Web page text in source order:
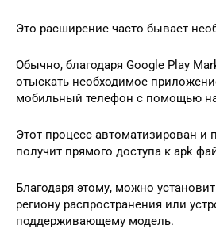
Это расширение часто бывает
Обычно, благодаря Google Play
отыскать необходимое
мобильный телефон с помощью
Этот процесс автоматизирован и
получит прямого доступа к apk
Благодаря этому, можно
региону распространения или
поддерживающему модель.